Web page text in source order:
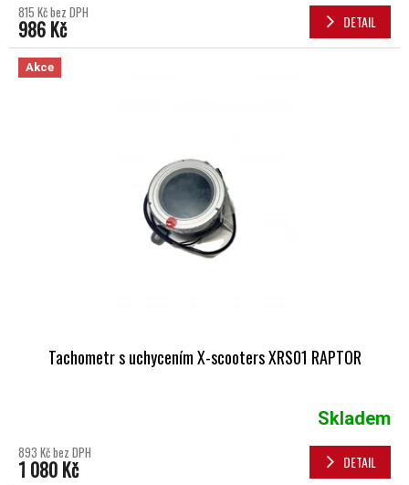
815 Kč bez DPH
986 Kč DETAIL
Akce
Tachometr s uchycením X-scooters XRS01 RAPTOR
Skladem
893 Kč bez DPH
1 080 Kč DETAIL